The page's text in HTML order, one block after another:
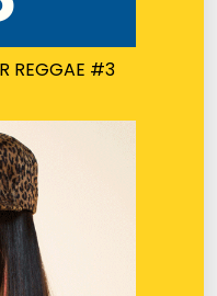
REGGAE #3